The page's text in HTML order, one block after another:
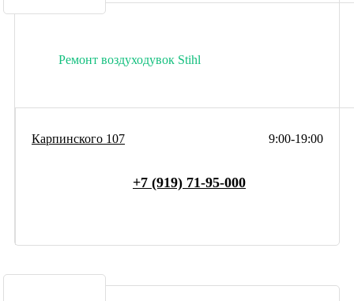
Ремонт воздуходувок Stihl
9:00-19:00
Карпинского 107
+7 (919) 71-95-000